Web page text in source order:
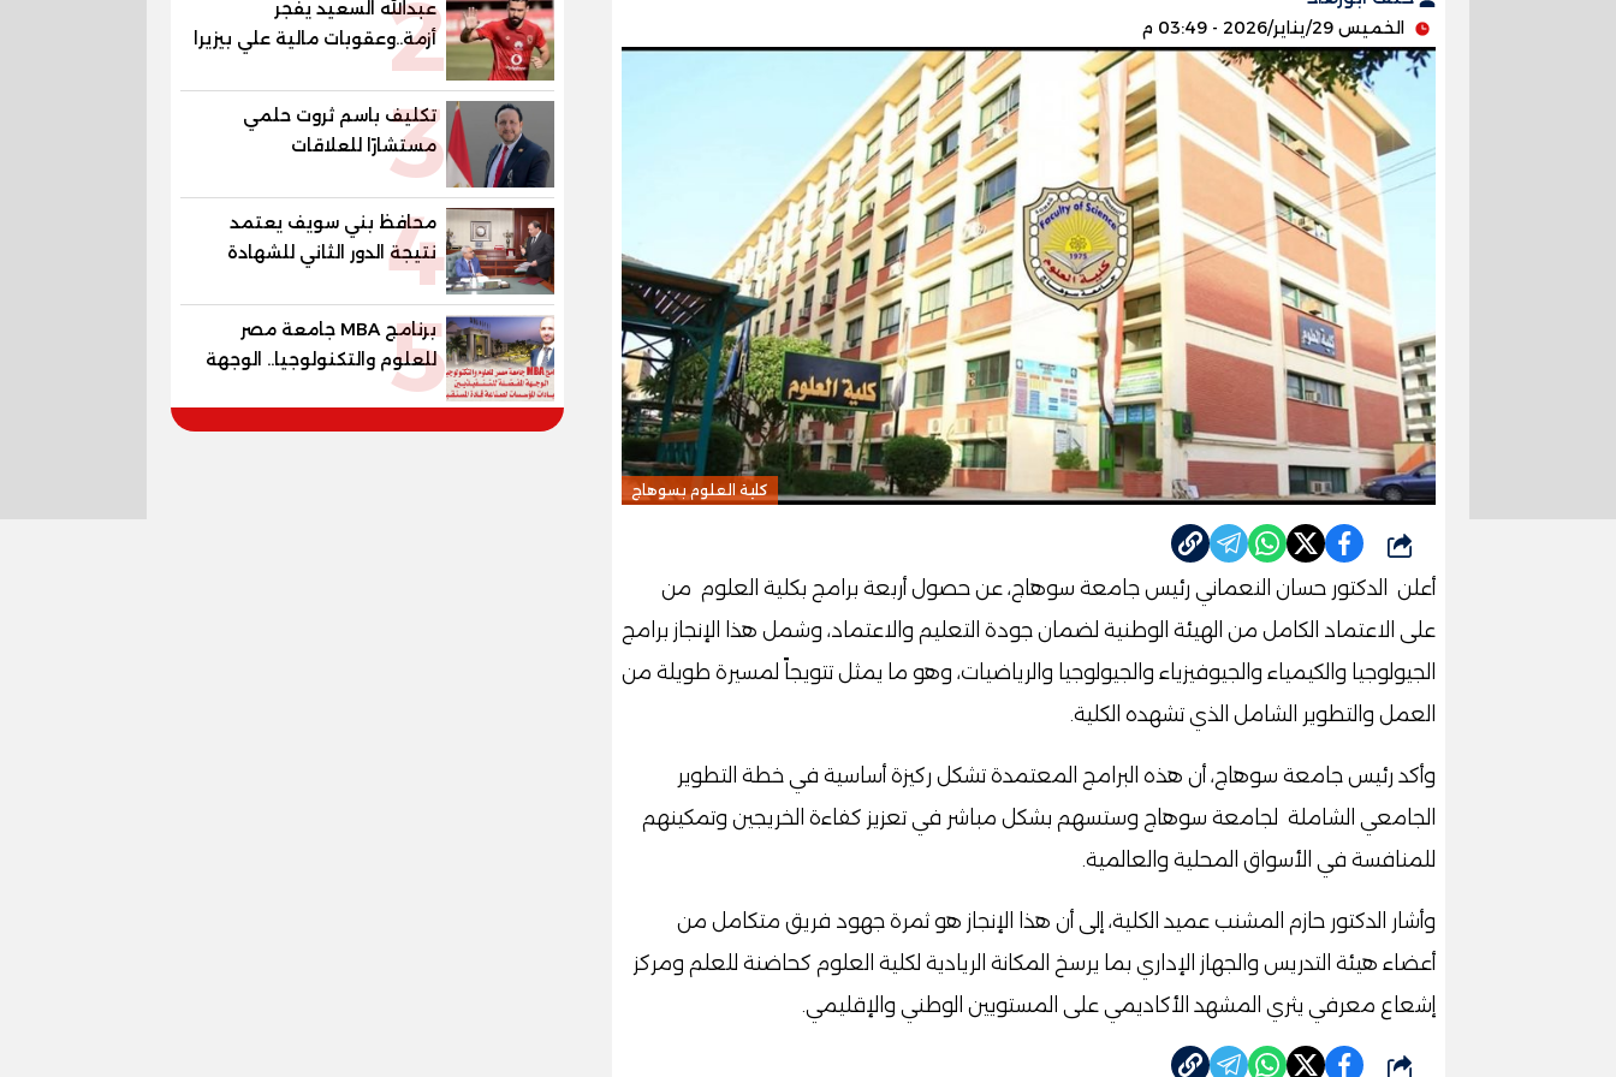
الخميس 29/يناير/2026 - 03:49 م
كلية العلوم بسوهاج
شارك
أعلن الدكتور حسان النعماني رئيس جامعة سوهاج، عن حصول أربعة برامج بكلية العلوم من
على الاعتماد الكامل من الهيئة الوطنية لضمان جودة التعليم والاعتماد، وشمل هذا الإنجاز برامج
الجيولوجيا والكيمياء والجيوفيزياء والجيولوجيا والرياضيات، وهو ما يمثل تتويجاً لمسيرة طويلة من
العمل والتطوير الشامل الذي تشهده الكلية.
وأكد رئيس جامعة سوهاج، أن هذه البرامج المعتمدة تشكل ركيزة أساسية في خطة التطوير
الجامعي الشاملة لجامعة سوهاج وستسهم بشكل مباشر في تعزيز كفاءة الخريجين وتمكينهم
للمنافسة في الأسواق المحلية والعالمية.
وأشار الدكتور حازم المشنب عميد الكلية، إلى أن هذا الإنجاز هو ثمرة جهود فريق متكامل من
أعضاء هيئة التدريس والجهاز الإداري بما يرسخ المكانة الريادية لكلية العلوم كحاضنة للعلم ومركز
إشعاع معرفي يثري المشهد الأكاديمي على المستويين الوطني والإقليمي.
شارك
2
عبدالله السعيد يفجر
أزمة..وعقوبات مالية علي بيزيرا
وبانزا
3
تكليف باسم ثروت حلمي
مستشارًا للعلاقات
الدبلوماسية وعضوًا بالهيئة
الاستشارية العليا لمنظمة
«جاد جمينت يوإن»
4
محافظ بني سويف يعتمد
نتيجة الدور الثاني للشهادة
الإعدادية العامة بنسبة
79.9% نظامي ...و69.55%
منازل.. و70.56% للمهنية ..
و100% للصُم وضعاف السمع
والنور للمكفوفين
5
برنامج MBA جامعة مصر
للعلوم والتكنولوجيا.. الوجهة
المفضلة للتنفيذيين وقيادات